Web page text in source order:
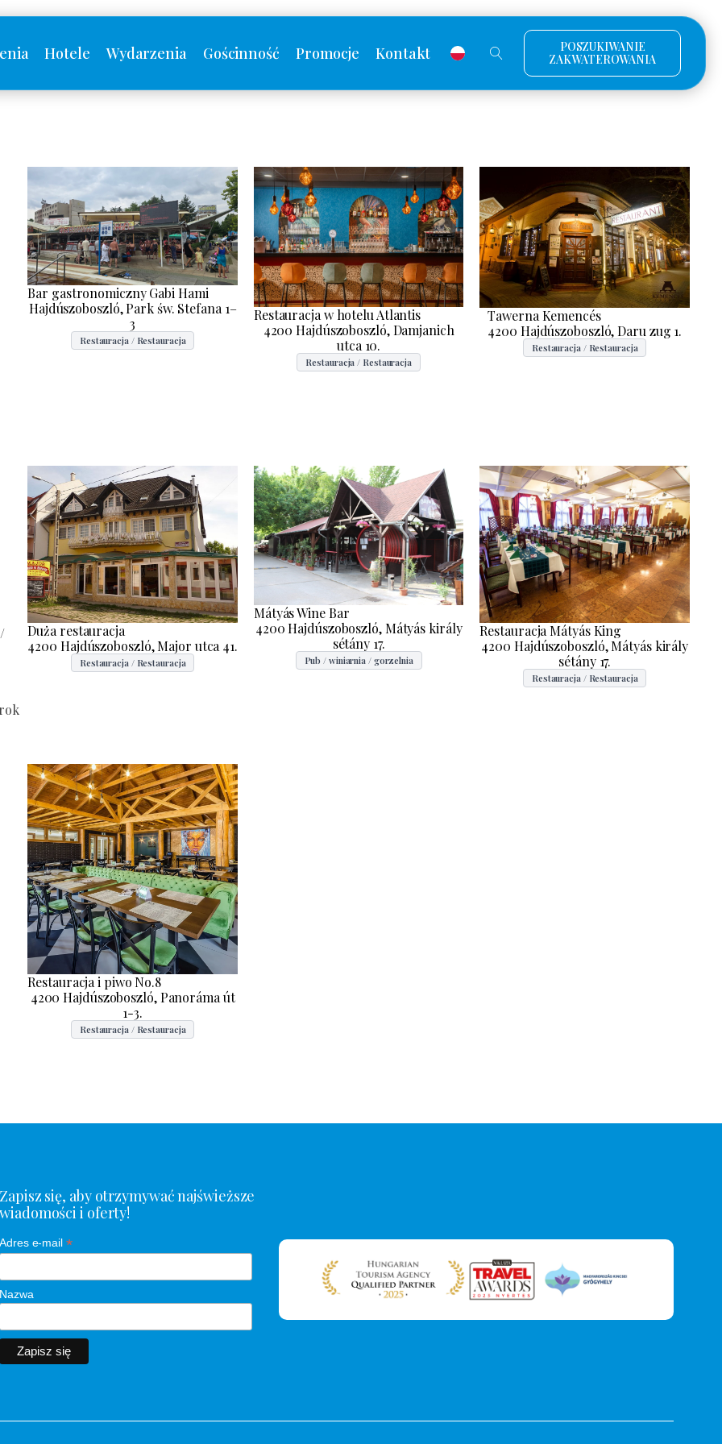
Hotele Wydarzenia Gościnność Promocje Kontakt
POSZUKIWANIE
ZAKWATEROWANIA
Bar gastronomiczny Gabi Hami
Hajdúszoboszló, Park św. Stefana 1–
3
Restauracja / Restauracja
Restauracja w hotelu Atlantis
4200 Hajdúszoboszló, Damjanich
utca 10.
Restauracja / Restauracja
Tawerna Kemencés
4200 Hajdúszoboszló, Daru zug 1.
Restauracja / Restauracja
Duża restauracja
4200 Hajdúszoboszló, Major utca 41.
Restauracja / Restauracja
Mátyás Wine Bar
4200 Hajdúszoboszló, Mátyás király
sétány 17.
Pub / winiarnia / gorzelnia
Restauracja Mátyás King
4200 Hajdúszoboszló, Mátyás király
sétány 17.
Restauracja / Restauracja
Restauracja i piwo No.8
4200 Hajdúszoboszló, Panoráma út
1-3.
Restauracja / Restauracja
Zapisz się, aby otrzymywać najświeższe
wiadomości i oferty!
Adres e-mail *
Nazwa